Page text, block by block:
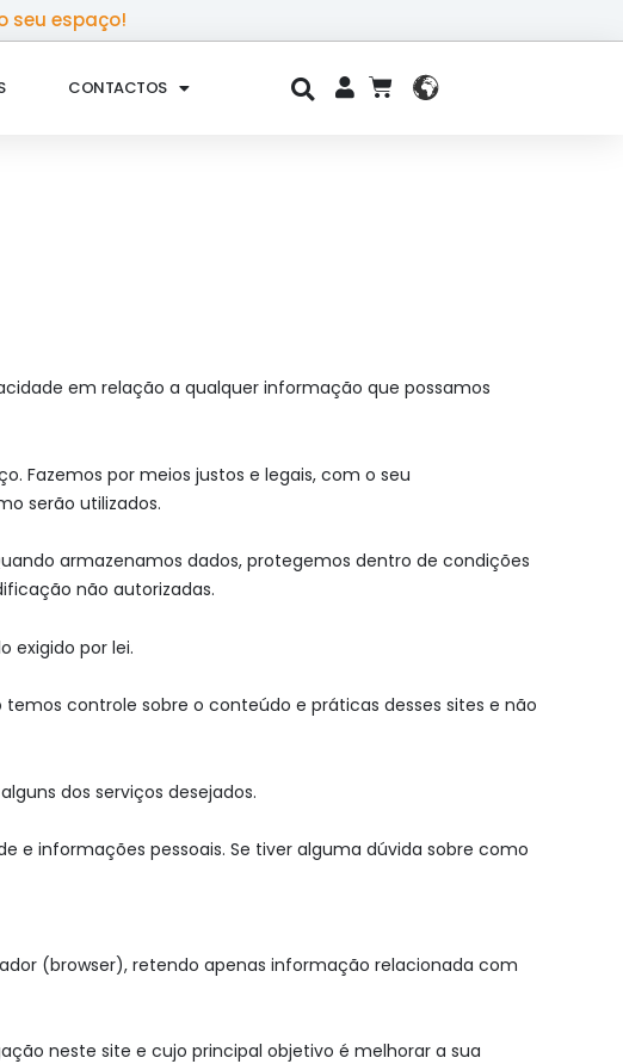
seu espaço!
CONTACTOS CART
em relação a qualquer informação que possamos
Fazemos por meios justos e legais, com o seu
serão utilizados.
armazenamos dados, protegemos dentro de condições
não autorizadas.
exigido por lei.
controle sobre o conteúdo e práticas desses sites e não
dos serviços desejados.
e informações pessoais. Se tiver alguma dúvida sobre como
(browser), retendo apenas informação relacionada com
neste site e cujo principal objetivo é melhorar a sua